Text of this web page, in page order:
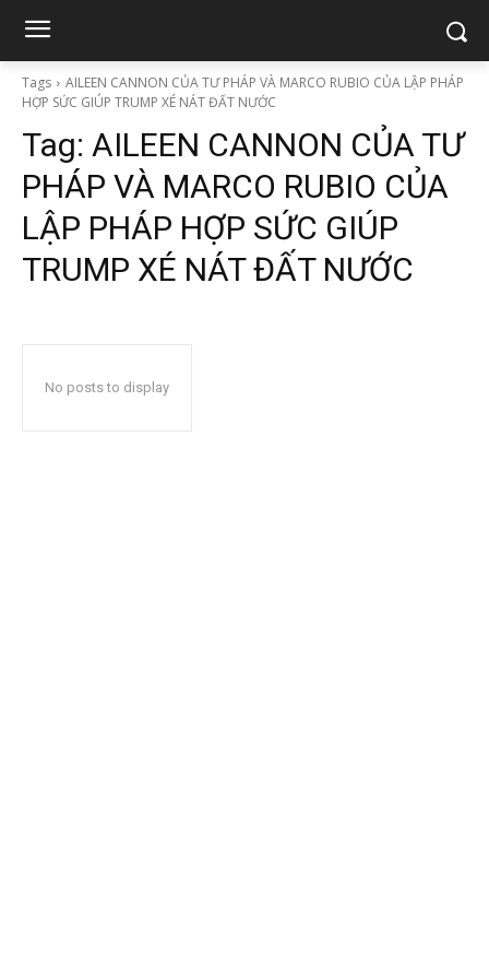
Tags
AILEEN CANNON CỦA TƯ PHÁP VÀ MARCO RUBIO CỦA LẬP PHÁP
HỢP SỨC GIÚP TRUMP XÉ NÁT ĐẤT NƯỚC
Tag: AILEEN CANNON CỦA TƯ
PHÁP VÀ MARCO RUBIO CỦA
LẬP PHÁP HỢP SỨC GIÚP
TRUMP XÉ NÁT ĐẤT NƯỚC
No posts to display